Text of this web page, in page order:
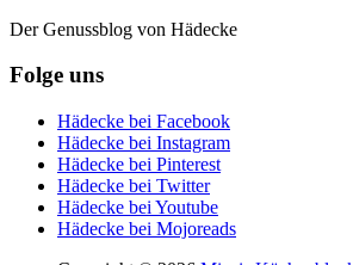
Der Genussblog von Hädecke
Folge uns
Hädecke bei Facebook
Hädecke bei Instagram
Hädecke bei Pinterest
Hädecke bei Twitter
Hädecke bei Youtube
Hädecke bei Mojoreads